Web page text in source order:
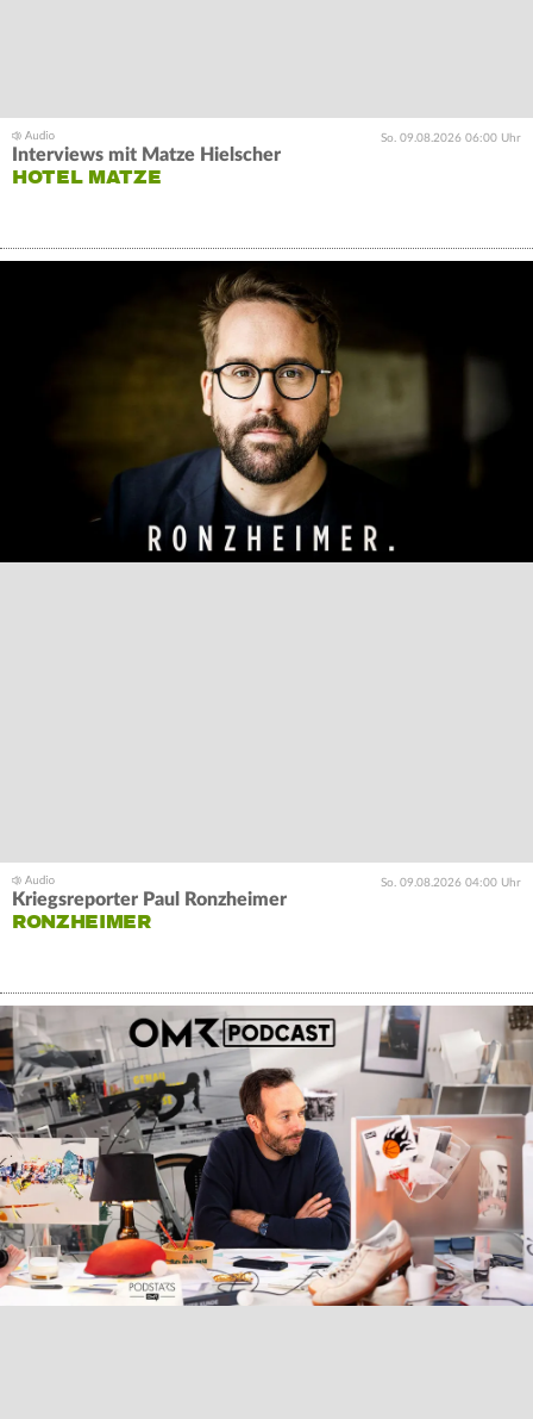
So. 09.08.2026 06:00 Uhr
Interviews mit Matze Hielscher
HOTEL MATZE
So. 09.08.2026 04:00 Uhr
Kriegsreporter Paul Ronzheimer
RONZHEIMER